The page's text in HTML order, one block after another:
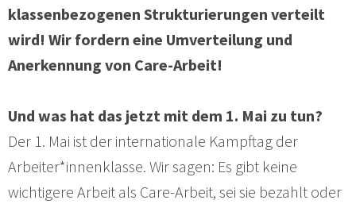
klassenbezogenen Strukturierungen verteilt
wird! Wir fordern eine Umverteilung und
Anerkennung von Care-Arbeit!
Und was hat das jetzt mit dem 1. Mai zu tun?
Der 1. Mai ist der internationale Kampftag der
Arbeiter*innenklasse. Wir sagen: Es gibt keine
wichtigere Arbeit als Care-Arbeit, sei sie bezahlt oder